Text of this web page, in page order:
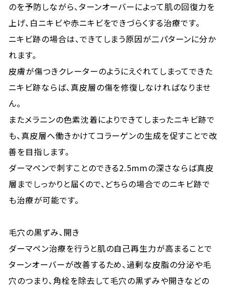
のを予防しながら、ターンオーバーによって肌の回復力を
上げ、白ニキビや赤ニキビをできづらくする治療です。
ニキビ跡の場合は、できてしまう原因が二パターンに分か
れます。
皮膚が傷つきクレーターのようにえぐれてしまってできた
ニキビ跡ならば、真皮層の傷を修復しなければなりませ
ん。
またメラニンの色素沈着によりできてしまったニキビ跡で
も、真皮層へ働きかけてコラーゲンの生成を促すことで改
善を目指します。
ダーマペンで刺すことのできる2.5mmの深さならば真皮
層までしっかりと届くので、どちらの場合でのニキビ跡で
も治療が可能です。
毛穴の黒ずみ、開き
ダーマペン治療を行うと肌の自己再生力が高まることで
ターンオーバーが改善するため、過剰な皮脂の分泌や毛
穴のつまり、角栓を除去して毛穴の黒ずみや開きなどの